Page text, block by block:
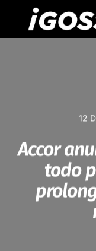
12
Accor
todo